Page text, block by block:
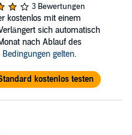
a time I have remembering
idea. But he brings deep,
And animals may be human
new world full of risks like
sometimes, love isn't
3 Bewertungen
kostenlos mit einem
sich automatisch
nach Ablauf des
Bedingungen gelten.
kostenlos testen